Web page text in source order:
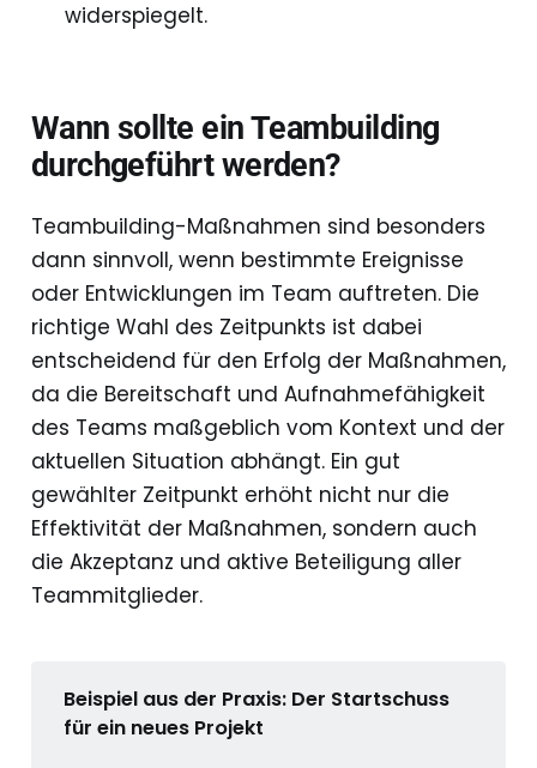
widerspiegelt.
Wann sollte ein Teambuilding
durchgeführt werden?
Teambuilding-Maßnahmen sind besonders
dann sinnvoll, wenn bestimmte Ereignisse
oder Entwicklungen im Team auftreten. Die
richtige Wahl des Zeitpunkts ist dabei
entscheidend für den Erfolg der Maßnahmen,
da die Bereitschaft und Aufnahmefähigkeit
des Teams maßgeblich vom Kontext und der
aktuellen Situation abhängt. Ein gut
gewählter Zeitpunkt erhöht nicht nur die
Effektivität der Maßnahmen, sondern auch
die Akzeptanz und aktive Beteiligung aller
Teammitglieder.
Beispiel aus der Praxis: Der Startschuss
für ein neues Projekt